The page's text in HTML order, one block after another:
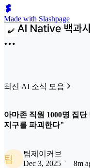
Made with Slashpage
최신 AI 소식 모음
아마존 직원 1000명 집
지구를 파괴한다"
팀
팀제이커브
Dec 3, 2025
8m